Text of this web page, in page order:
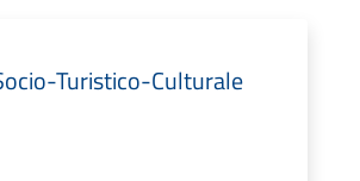
Turistico-Culturale